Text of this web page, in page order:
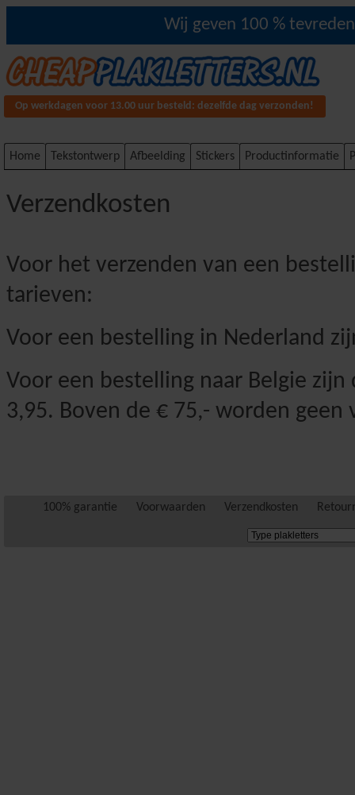
Wij geven 100 %
Op werkdagen voor 13.00 uur besteld: dezelfde dag verzonden!
Home Tekstontwerp Afbeelding Stickers Productinformatie
Verzendkosten
Voor het verzenden van een
tarieven:
Voor een bestelling in Nederland
Voor een bestelling naar Belgie
3,95. Boven de € 75,- worden
100% garantie Voorwaarden Verzendkosten